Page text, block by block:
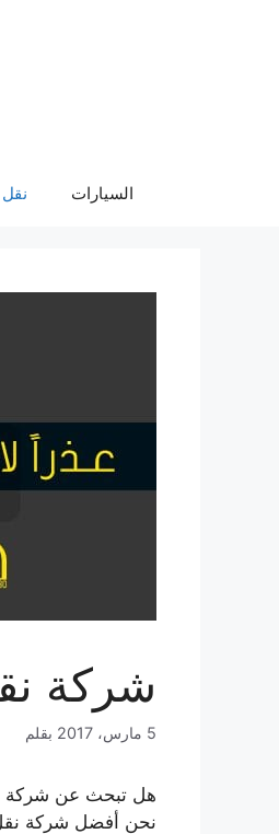
السيارات
شركة
5 مارس، 2017 بقلم
هل تبحث عن شركة
نحن أفضل شركة